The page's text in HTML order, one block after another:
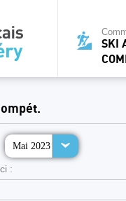
SKI
Mai 2023
: